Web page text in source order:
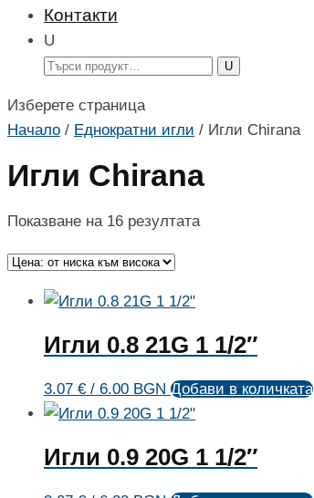
Контакти
U
Търсене
Изберете страница
Начало / Еднократни игли / Игли Chirana
Игли Chirana
Показване на 16 резултатаSorted
high
Игли 0.8 21G 1 1/2″
3.07 € / 6.00 BGN Добави в количката
Игли 0.9 20G 1 1/2″